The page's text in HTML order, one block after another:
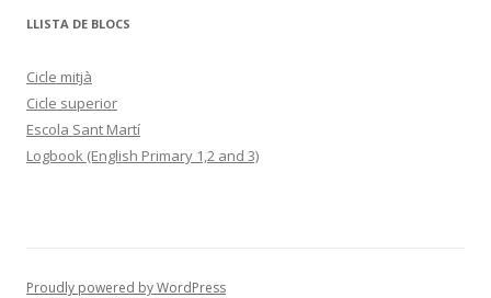
LLISTA DE BLOCS
Cicle mitjà
Cicle superior
Escola Sant Martí
Logbook (English Primary 1,2 and 3)
Proudly powered by WordPress